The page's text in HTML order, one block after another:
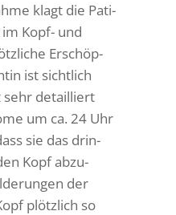
klagt die Pati­
Kopf- und
Erschöp­
ist sicht­lich
detail­liert
um ca. 24 Uhr
sie das drin­
Kopf abzu­
der
plötz­lich so